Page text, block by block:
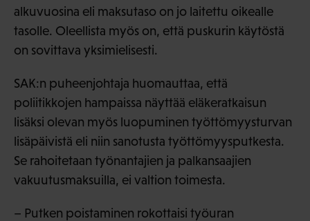
alkuvuosina eli maksutaso on jo laitettu oikealle
tasolle. Oleellista myös on, että puskurin käytöstä
on sovittava yksimielisesti.
SAK:n puheenjohtaja huomauttaa, että
poliitikkojen hampaissa näyttää eläkeratkaisun
lisäksi olevan myös luopuminen työttömyysturvan
lisäpäivistä eli niin sanotusta työttömyysputkesta.
Se rahoitetaan työnantajien ja palkansaajien
vakuutusmaksuilla, ei valtion toimesta.
– Putken poistaminen rokottaisi työuran